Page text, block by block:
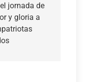
jornada de
y gloria a